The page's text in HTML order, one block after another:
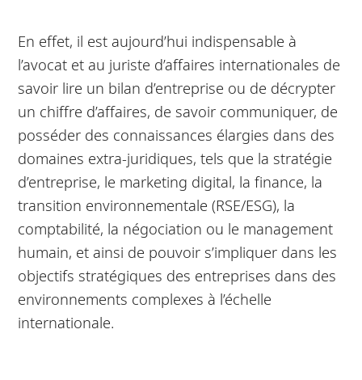
En effet, il est aujourd’hui indispensable à
l’avocat et au juriste d’affaires internationales de
savoir lire un bilan d’entreprise ou de décrypter
un chiffre d’affaires, de savoir communiquer, de
posséder des connaissances élargies dans des
domaines extra-juridiques, tels que la stratégie
d’entreprise, le marketing digital, la finance, la
transition environnementale (RSE/ESG), la
comptabilité, la négociation ou le management
humain, et ainsi de pouvoir s’impliquer dans les
objectifs stratégiques des entreprises dans des
environnements complexes à l’échelle
internationale.